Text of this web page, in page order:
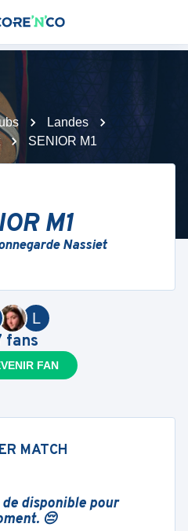
Landes
SENIOR M1
M1
Nassiet
L
fans
FAN
MATCH
disponible pour
😔